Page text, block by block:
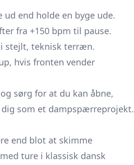
end holde en byge ude.
fra +150 bpm til pause.
stejlt, teknisk terræn.
hvis fronten vender
sørg for at du kan åbne,
som et dampspærreprojekt.
end blot at skimme
ture i klassisk dansk